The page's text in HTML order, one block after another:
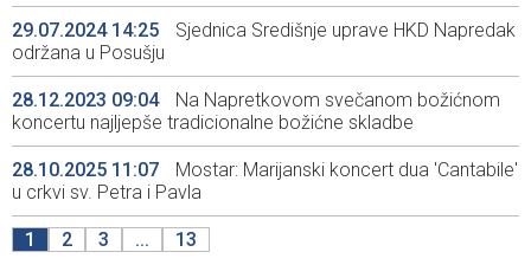
29.07.2024 14:25
Sjednica Središnje uprave HKD Napredak
održana u Posušju
28.12.2023 09:04
Na Napretkovom svečanom božićnom
koncertu najljepše tradicionalne božićne skladbe
28.10.2025 11:07
Mostar: Marijanski koncert dua 'Cantabile'
u crkvi sv. Petra i Pavla
1 2 3 ... 13